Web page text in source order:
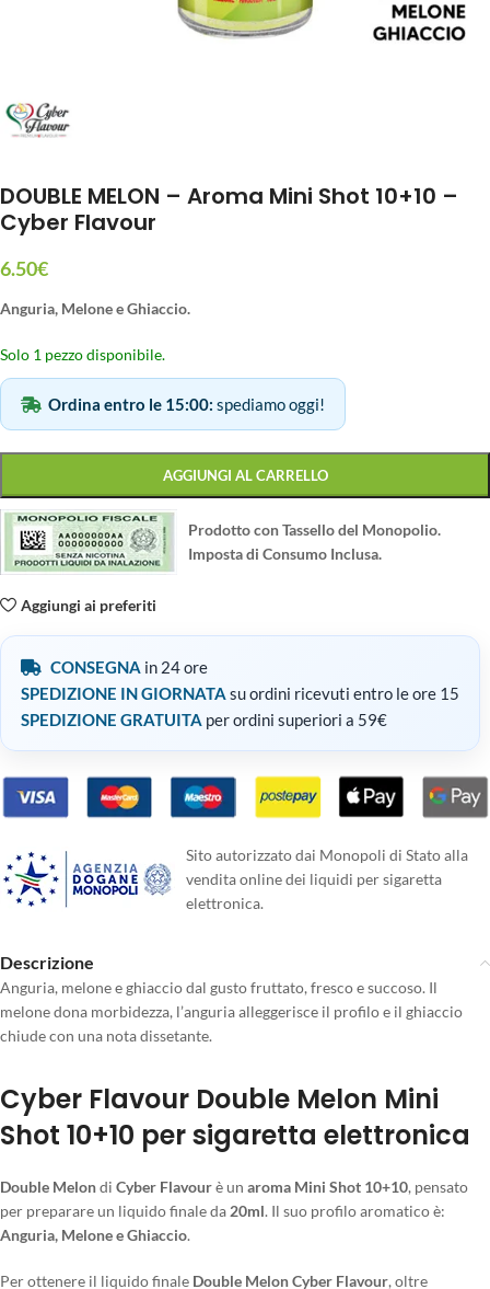
DOUBLE MELON – Aroma Mini Shot 10+10 –
Cyber Flavour
6.50€
Anguria, Melone e Ghiaccio.
Solo 1 pezzo disponibile.
Ordina entro le 15:00: spediamo oggi!
AGGIUNGI AL CARRELLO
Prodotto con Tassello del Monopolio.
Imposta di Consumo Inclusa.
Aggiungi ai preferiti
CONSEGNA in 24 ore
SPEDIZIONE IN GIORNATA su ordini ricevuti entro le ore 15
SPEDIZIONE GRATUITA per ordini superiori a 59€
Sito autorizzato dai Monopoli di Stato alla
vendita online dei liquidi per sigaretta
elettronica.
Descrizione
Anguria, melone e ghiaccio dal gusto fruttato, fresco e succoso. Il
melone dona morbidezza, l’anguria alleggerisce il profilo e il ghiaccio
chiude con una nota dissetante.
Cyber Flavour Double Melon Mini
Shot 10+10 per sigaretta elettronica
Double Melondi Cyber Flavourè un aroma Mini Shot 10+10, pensato
per preparare un liquido finale da 20ml. Il suo profilo aromatico è:
Anguria, Melone e Ghiaccio.
Per ottenere il liquido finale Double Melon Cyber Flavour, oltre